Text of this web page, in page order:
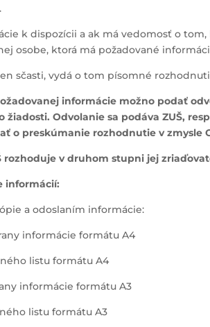
k dispozícii a ak má vedomosť o
osobe, ktorá má požadované
sčasti, vydá o tom písomné
informácie možno podať
Odvolanie sa podáva ZUŠ,
o preskúmanie rozhodnutie v zmysle
v druhom stupni jej
informácií:
a odoslaním informácie:
informácie formátu A4
listu formátu A4
informácie formátu A3
listu formátu A3